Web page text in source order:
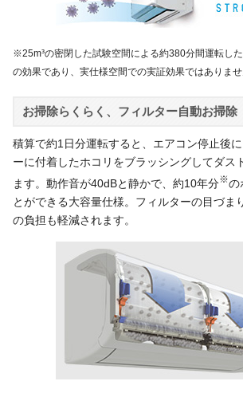
※25m³の密閉した試験空間による約380分間運転し
の効果であり、実仕様空間での実証効果ではありませ
お掃除らくらく、フィルター自動お掃除
積算で約1日分運転すると、エアコン停止後
ーに付着したホコリをブラッシングしてダス
ます。動作音が40dBと静かで、約10年分※の
とができる大容量仕様。フィルターの目づま
の負担も軽減されます。